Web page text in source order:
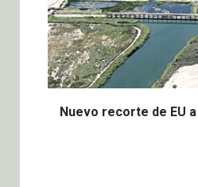
Nuevo recorte de EU